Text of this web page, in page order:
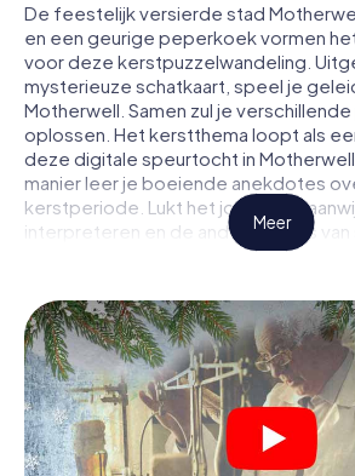
De feestelijk versierde stad
en een geurige peperkoek vormen
voor deze kerstpuzzelwandeling.
mysterieuze schatkaart, speel je
Motherwell. Samen zul je
oplossen. Het kerstthema loopt als
deze digitale speurtocht in
manier leer je boeiende anekdotes
kerstperiode. Lukt het jou om de
interpreteren en de andere teams
De kerstmarkt van Motherwell
Stel een bekwaam team van vrienden
samen en ga samen op
Het enige wat je nodig hebt, is een
smartphone met toegang tot het
teamspirit. Je kunt op elk moment
Meer